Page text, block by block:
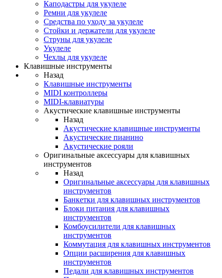
Каподастры для укулеле
Ремни для укулеле
Средства по уходу за укулеле
Стойки и держатели для укулеле
Струны для укулеле
Укулеле
Чехлы для укулеле
Клавишные инструменты
Назад
Клавишные инструменты
MIDI контроллеры
MIDI-клавиатуры
Акустические клавишные инструменты
Назад
Акустические клавишные инструменты
Акустические пианино
Акустические рояли
Оригинальные аксессуары для клавишных
инструментов
Назад
Оригинальные аксессуары для клавишных
инструментов
Банкетки для клавишных инструментов
Блоки питания для клавишных
инструментов
Комбоусилители для клавишных
инструментов
Коммутация для клавишных инструментов
Опции расширения для клавишных
инструментов
Педали для клавишных инструментов